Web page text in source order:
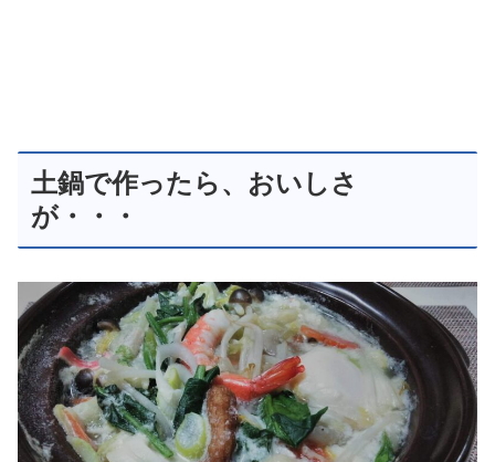
土鍋で作ったら、おいしさ
が・・・